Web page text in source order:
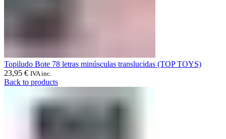
Topiludo Bote 78 letras minúsculas translucidas (TOP TOYS)
23,95 € IVA inc.
Back to products